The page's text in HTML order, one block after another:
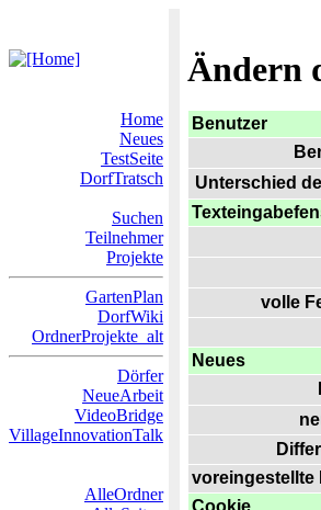
Ändern
Home
Neues
TestSeite
DorfTratsch
Suchen
Teilnehmer
Projekte
GartenPlan
DorfWiki
OrdnerProjekte_alt
Dörfer
NeueArbeit
VideoBridge
VillageInnovationTalk
AlleOrdner
Benutzer
Unterschied
volle
Neues
voreingestellte
Cookie